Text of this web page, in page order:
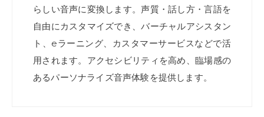
らしい音声に変換します。声質・話し方・言語を
自由にカスタマイズでき、バーチャルアシスタン
ト、eラーニング、カスタマーサービスなどで活
用されます。アクセシビリティを高め、臨場感の
あるパーソナライズ音声体験を提供します。